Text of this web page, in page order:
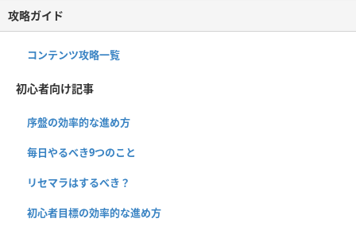
攻略ガイド
コンテンツ攻略一覧
初心者向け記事
序盤の効率的な進め方
毎日やるべき9つのこと
リセマラはするべき？
初心者目標の効率的な進め方